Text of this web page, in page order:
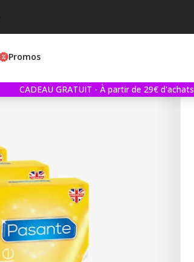
Promos
CADEAU GRATUIT - À partir de 29€ d'achats